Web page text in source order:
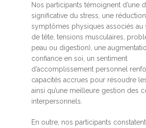
Nos participants témoignent d’une
significative du stress, une
symptômes physiques associés au
de tête, tensions musculaires,
peau ou digestion), une
confiance en soi, un sentiment
d’accomplissement personnel
capacités accrues pour résoudre
ainsi qu’une meilleure gestion des
interpersonnels.
En outre, nos participants